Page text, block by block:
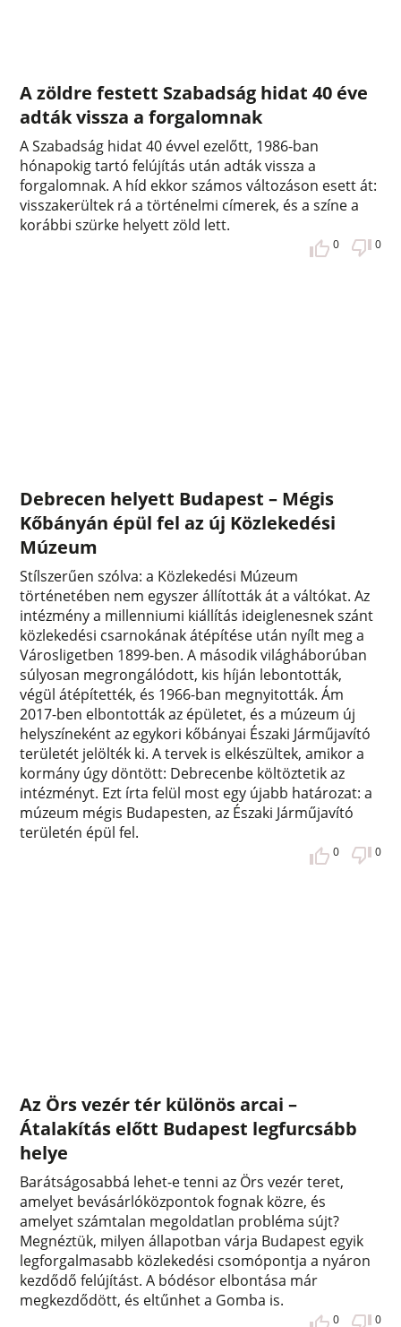
A zöldre festett Szabadság hidat 40 éve
adták vissza a forgalomnak
A Szabadság hidat 40 évvel ezelőtt, 1986-ban
hónapokig tartó felújítás után adták vissza a
forgalomnak. A híd ekkor számos változáson esett át:
visszakerültek rá a történelmi címerek, és a színe a
korábbi szürke helyett zöld lett.
0 0
Debrecen helyett Budapest – Mégis
Kőbányán épül fel az új Közlekedési
Múzeum
Stílszerűen szólva: a Közlekedési Múzeum
történetében nem egyszer állították át a váltókat. Az
intézmény a millenniumi kiállítás ideiglenesnek szánt
közlekedési csarnokának átépítése után nyílt meg a
Városligetben 1899-ben. A második világháborúban
súlyosan megrongálódott, kis híján lebontották,
végül átépítették, és 1966-ban megnyitották. Ám
2017-ben elbontották az épületet, és a múzeum új
helyszíneként az egykori kőbányai Északi Járműjavító
területét jelölték ki. A tervek is elkészültek, amikor a
kormány úgy döntött: Debrecenbe költöztetik az
intézményt. Ezt írta felül most egy újabb határozat: a
múzeum mégis Budapesten, az Északi Járműjavító
területén épül fel.
0 0
Az Örs vezér tér különös arcai –
Átalakítás előtt Budapest legfurcsább
helye
Barátságosabbá lehet-e tenni az Örs vezér teret,
amelyet bevásárlóközpontok fognak közre, és
amelyet számtalan megoldatlan probléma sújt?
Megnéztük, milyen állapotban várja Budapest egyik
legforgalmasabb közlekedési csomópontja a nyáron
kezdődő felújítást. A bódésor elbontása már
megkezdődött, és eltűnhet a Gomba is.
0 0